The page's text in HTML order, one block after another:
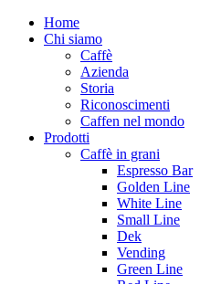
Home
Chi siamo
Caffè
Azienda
Storia
Riconoscimenti
Caffen nel mondo
Prodotti
Caffè in grani
Espresso Bar
Golden Line
White Line
Small Line
Dek
Vending
Green Line